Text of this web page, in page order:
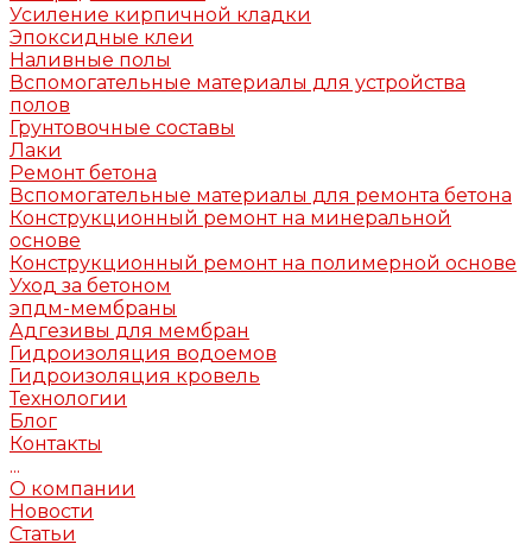
Усиление кирпичной кладки
Эпоксидные клеи
Наливные полы
Вспомогательные материалы для устройства
полов
Грунтовочные составы
Лаки
Ремонт бетона
Вспомогательные материалы для ремонта бетона
Конструкционный ремонт на минеральной
основе
Конструкционный ремонт на полимерной основе
Уход за бетоном
эпдм-мембраны
Адгезивы для мембран
Гидроизоляция водоемов
Гидроизоляция кровель
Технологии
Блог
Контакты
...
О компании
Новости
Статьи